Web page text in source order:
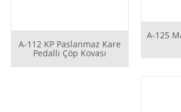
A-125
A-112 KP Paslanmaz Kare
Pedallı Çöp Kovası